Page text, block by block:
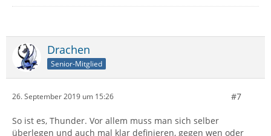
Drachen
Senior-Mitglied
26. September 2019 um 15:26 #7
So ist es, Thunder. Vor allem muss man sich selber
überlegen und auch mal klar definieren, gegen wen oder